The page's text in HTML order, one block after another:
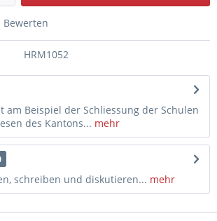
Bewerten
HRM1052
am Beispiel der Schliessung der Schulen
des Kantons... mehr
schreiben und diskutieren... mehr